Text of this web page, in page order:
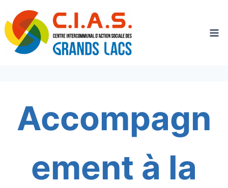
Aller
au
contenu
Accompagn
ement à la